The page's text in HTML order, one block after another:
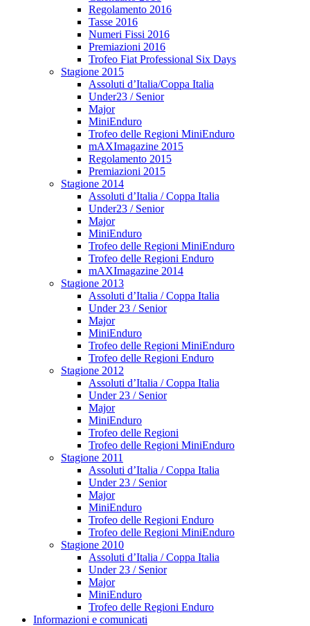
Regolamento 2016
Tasse 2016
Numeri Fissi 2016
Premiazioni 2016
Trofeo Fiat Professional Six Days
Stagione 2015
Assoluti d’Italia/Coppa Italia
Under23 / Senior
Major
MiniEnduro
Trofeo delle Regioni MiniEnduro
mAXImagazine 2015
Regolamento 2015
Premiazioni 2015
Stagione 2014
Assoluti d’Italia / Coppa Italia
Under23 / Senior
Major
MiniEnduro
Trofeo delle Regioni MiniEnduro
Trofeo delle Regioni Enduro
mAXImagazine 2014
Stagione 2013
Assoluti d’Italia / Coppa Italia
Under 23 / Senior
Major
MiniEnduro
Trofeo delle Regioni MiniEnduro
Trofeo delle Regioni Enduro
Stagione 2012
Assoluti d’Italia / Coppa Italia
Under 23 / Senior
Major
MiniEnduro
Trofeo delle Regioni
Trofeo delle Regioni MiniEnduro
Stagione 2011
Assoluti d’Italia / Coppa Italia
Under 23 / Senior
Major
MiniEnduro
Trofeo delle Regioni Enduro
Trofeo delle Regioni MiniEnduro
Stagione 2010
Assoluti d’Italia / Coppa Italia
Under 23 / Senior
Major
MiniEnduro
Trofeo delle Regioni Enduro
Informazioni e comunicati